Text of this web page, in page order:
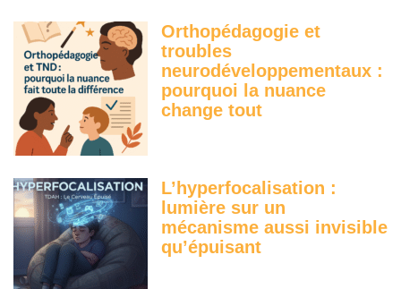
Orthopédagogie et
troubles
neurodéveloppementaux :
pourquoi la nuance
change tout
L’hyperfocalisation :
lumière sur un
mécanisme aussi invisible
qu’épuisant